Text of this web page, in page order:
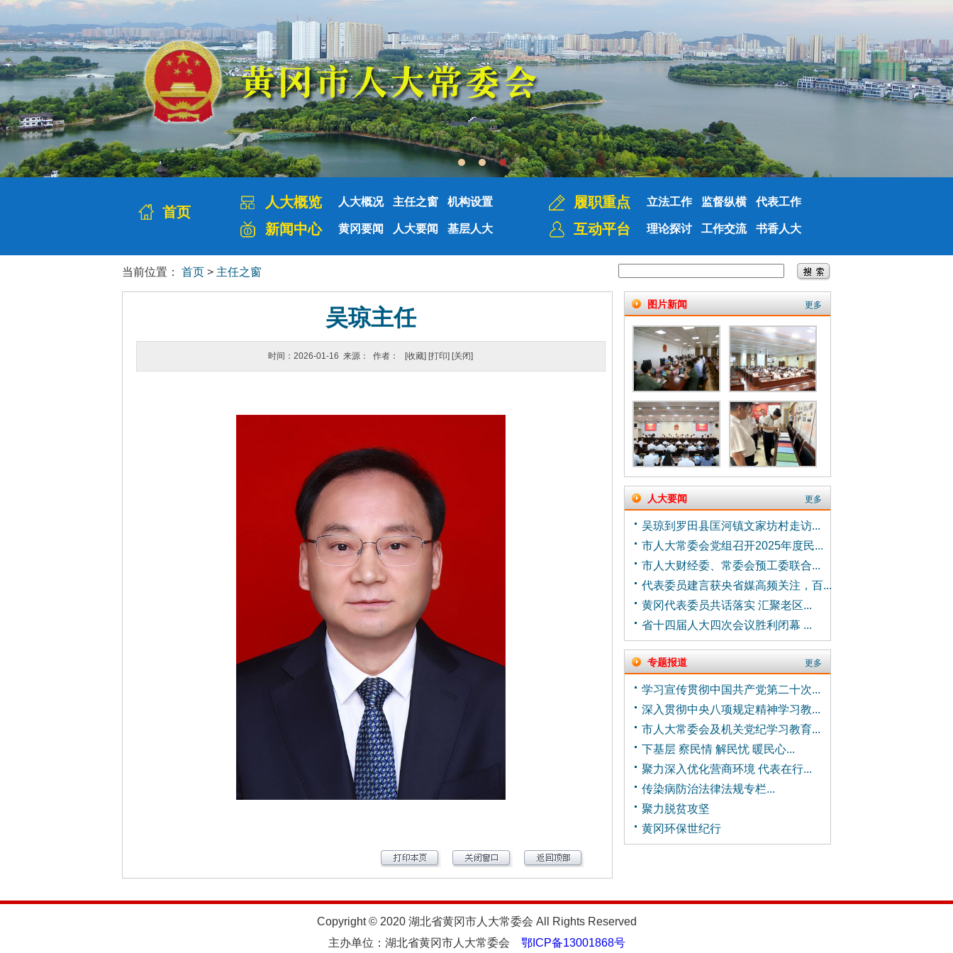
首页
人大概览 人大概况 主任之窗 机构设置
新闻中心 黄冈要闻 人大要闻 基层人大
履职重点 立法工作 监督纵横 代表工作
互动平台 理论探讨 工作交流 书香人大
当前位置： 首页 > 主任之窗
吴琼主任
时间：2026-01-16 来源： 作者： [收藏] [打印] [关闭]
图片新闻 更多
人大要闻 更多
吴琼到罗田县匡河镇文家坊村走访...
市人大常委会党组召开2025年度民...
市人大财经委、常委会预工委联合...
代表委员建言获央省媒高频关注，百...
黄冈代表委员共话落实 汇聚老区...
省十四届人大四次会议胜利闭幕 ...
专题报道 更多
学习宣传贯彻中国共产党第二十次...
深入贯彻中央八项规定精神学习教...
市人大常委会及机关党纪学习教育...
下基层 察民情 解民忧 暖民心...
聚力深入优化营商环境 代表在行...
传染病防治法律法规专栏...
聚力脱贫攻坚
黄冈环保世纪行
Copyright © 2020 湖北省黄冈市人大常委会 All Rights Reserved
主办单位：湖北省黄冈市人大常委会 鄂ICP备13001868号